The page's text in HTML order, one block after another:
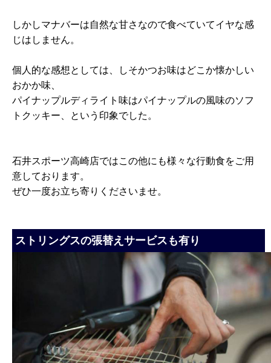
しかしマナバーは自然な甘さなので食べていてイヤな感
じはしません。
個人的な感想としては、しそかつお味はどこか懐かしい
おかか味、
パイナップルディライト味はパイナップルの風味のソフ
トクッキー、という印象でした。
石井スポーツ高崎店ではこの他にも様々な行動食をご用
意しております。
ぜひ一度お立ち寄りくださいませ。
ストリングスの張替えサービスも有り